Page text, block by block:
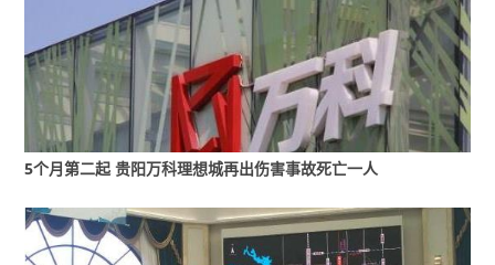
这其中，“展期”二字成为业界聚焦的关键词。据公告显
示，该笔债券债项余额20亿元，票面利率3%，原定于
2025年12月15日兑付本金。
求证，对方未予置评，仅表示“以银行公告为准”。然
而，不少市场人士普遍认为，这一举动意味着万科公开
5个月第二起 贵阳万科理想城再出伤害事故死亡一人